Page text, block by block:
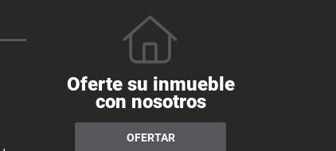
Oferte su inmueble
con nosotros
OFERTAR